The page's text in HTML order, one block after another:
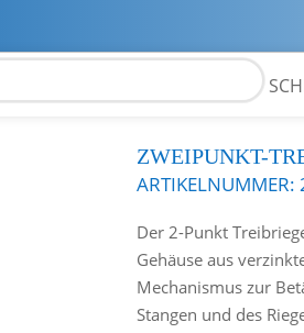
ZWEIPUNKT-
ARTIKELNUMMER:
Der 2-Punkt
Gehäuse aus
Mechanismus zur
Stangen und des